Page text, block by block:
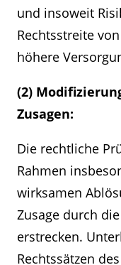
und insoweit
Rechtsstreite
höhere
(2)
Zusagen:
Die rechtliche
Rahmen
wirksamen
Zusage durch
erstrecken.
Rechtssätzen